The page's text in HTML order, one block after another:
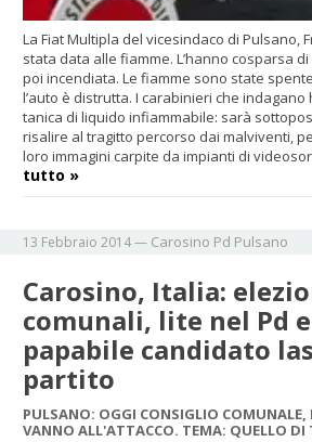
La Fiat Multipla del vicesindaco di Pulsano,
stata data alle fiamme. L’hanno cosparsa
poi incendiata. Le fiamme sono state
l’auto è distrutta. I carabinieri che
tanica di liquido infiammabile: sarà
risalire al tragitto percorso dai malviventi,
loro immagini carpite da impianti di
tutto »
13 Febbraio 2014— Carosino Pd Pulsano
Carosino, Italia:
comunali, lite nel Pd
papabile candidato
partito
PULSANO: OGGI CONSIGLIO COMUNALE,
VANNO ALL'ATTACCO. TEMA: QUELLO DI